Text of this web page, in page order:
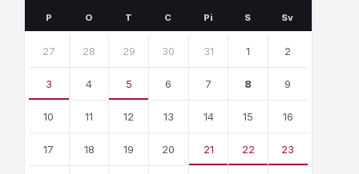
Mēnesis
P O T C Pi S Sv
calendar
27 28 29 30 31 1 2
3 4 5 6 7 8 9
10 11 12 13 14 15 16
17 18 19 20 21 22 23